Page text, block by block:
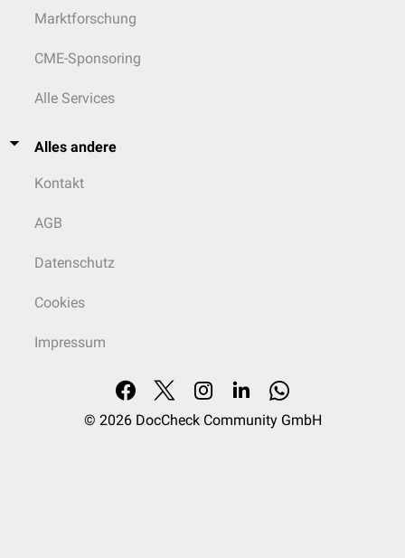
Marktforschung
CME-Sponsoring
Alle Services
Alles andere
Kontakt
AGB
Datenschutz
Cookies
Impressum
© 2026 DocCheck Community GmbH